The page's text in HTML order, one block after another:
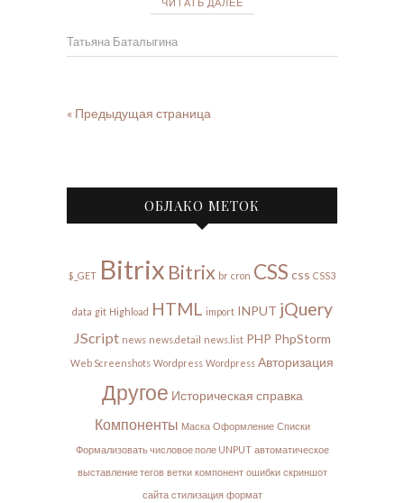
Татьяна Баталыгина
« Предыдущая страница
ОБЛАКО МЕТОК
$_GET Bitrix Bitrix br cron CSS css CSS3
data git Highload HTML import INPUT jQuery
JScript news news.detail news.list PHP PhpStorm
Web Screenshots Wordpress Wordpress Авторизация
Другое Историческая справка
Компоненты Маска Оформление Списки
Формализовать числовое поле UNPUT автоматическое
выставление тегов ветки компонент ошибки скриншот
сайта стилизация формат